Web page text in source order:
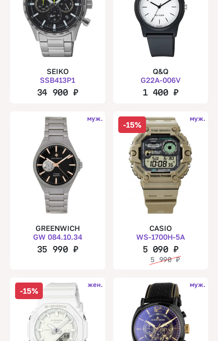
SEIKO
SSB413P1
34 900₽
Q&Q
G22A-006V
1 400₽
муж.
GREENWICH
GW 084.10.34
35 990₽
-15%
муж.
CASIO
WS-1700H-5A
5 090₽
5 990₽
-15%
жен. муж.